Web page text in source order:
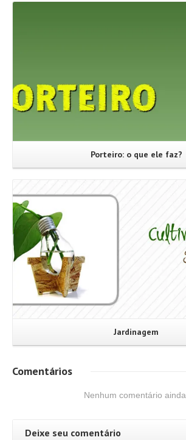
Leia Mais
Porteiro: o que ele faz?
Jardinagem
Comentários
Nenhum comentário ainda.
Deixe seu comentário